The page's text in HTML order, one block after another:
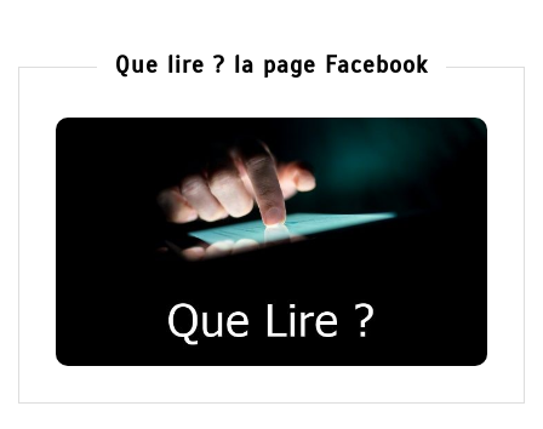
Que lire ? la page Facebook